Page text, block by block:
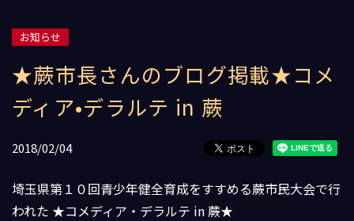
お知らせ
★蕨市長さんのブログ掲載★コメ
ディア•デラルテ in 蕨
2018/02/04
埼玉県第１０回青少年健全育成をすすめる蕨市民大会で行
われた ★コメディア・デラルテ in 蕨★